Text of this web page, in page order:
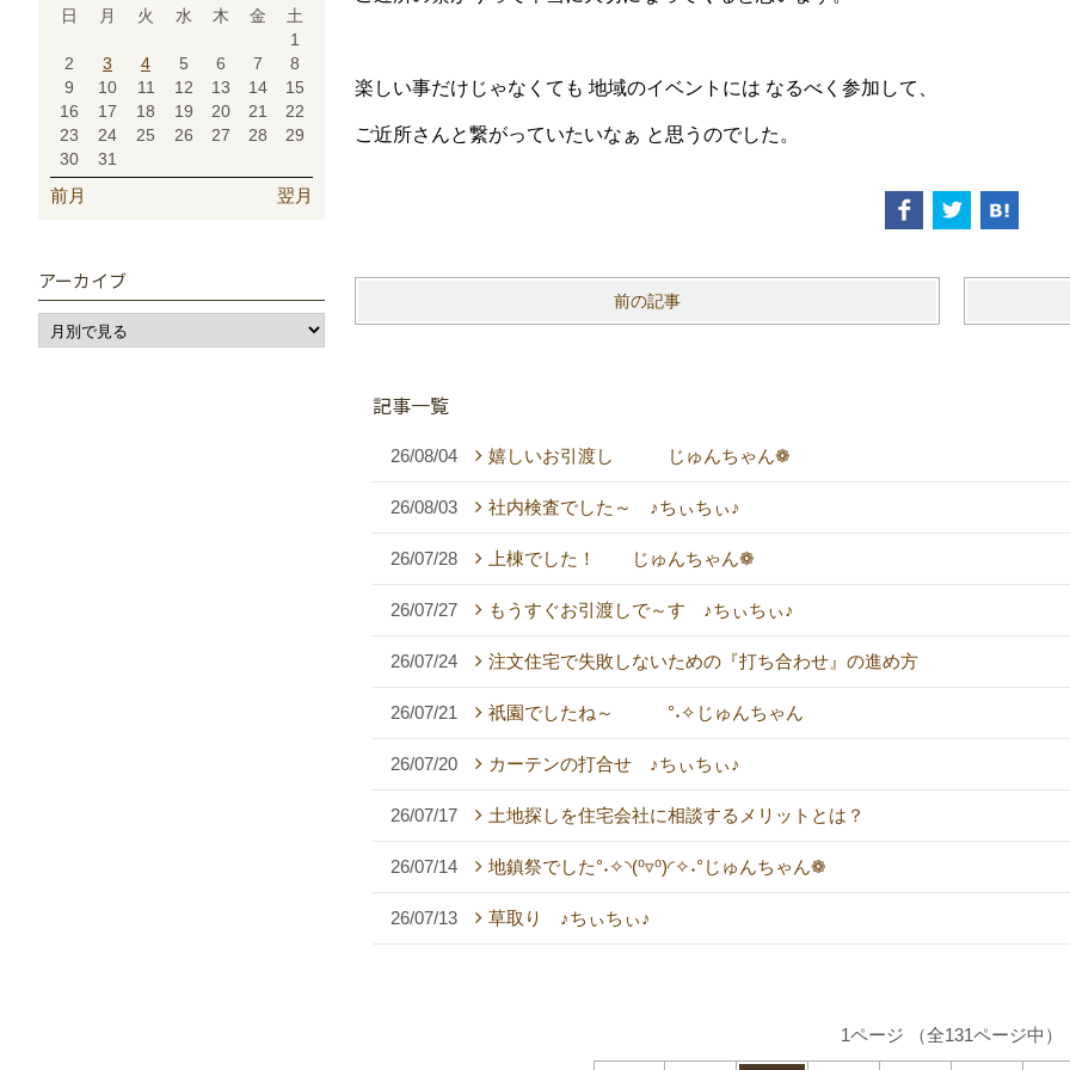
楽しい事だけじゃなくても 地域のイベントには なるべく参加して、
ご近所さんと繋がっていたいなぁ と思うのでした。
前の記事
記事一覧
26/08/04 嬉しいお引渡し じゅんちゃん❁
26/08/03 社内検査でした～ ♪ちぃちぃ♪
26/07/28 上棟でした！ じゅんちゃん❁
26/07/27 もうすぐお引渡しで～す ♪ちぃちぃ♪
26/07/24 注文住宅で失敗しないための『打ち合わせ』の進め方
26/07/21 祇園でしたね～ °˖✧じゅんちゃん
26/07/20 カーテンの打合せ ♪ちぃちぃ♪
26/07/17 土地探しを住宅会社に相談するメリットとは？
26/07/14 地鎮祭でした°˖✧◝(⁰▿⁰)◜✧˖°じゅんちゃん❁
26/07/13 草取り ♪ちぃちぃ♪
1ページ （全131ページ中）
日 月 火 水 木 金
土
1
2
3 4 5 6 7
8
9
10 11 12 13 14
15
16
17 18 19 20 21
22
23
24 25 26 27 28
29
30
31
前月 翌月
アーカイブ